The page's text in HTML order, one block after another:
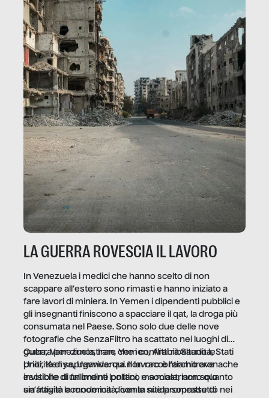
LA GUERRA ROVESCIA IL LAVORO
In Venezuela i medici che hanno scelto di non
scappare all’estero sono rimasti e hanno iniziato a
fare lavori di miniera. In Yemen i dipendenti pubblici e
gli insegnanti finiscono a spacciare il qat, la droga più
consumata nel Paese. Sono solo due delle nove
fotografie che SenzaFiltro ha scattato nei luoghi di
guerra per dimostrare che i conflitti ribaltano le
priorità di sopravvivenza. Il lavoro è l’architrave
invisibile di un ordine politico e sociale, non solo
un’attività economica: diventa nitida soprattutto nei
Cuba, Venezuela, Iran, Yemen, Arabia Saudita, Stati
Uniti, Kenya, Uganda: qui non raccontiamo cronache
esotiche di fallimenti lontani, ma mostriamo quanto
sia fragile la modernità, con le sue promesse di